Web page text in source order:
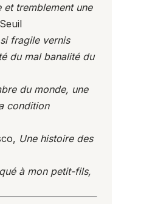
et tremblement une
Seuil
fragile vernis
du mal banalité du
du monde, une
condition
Une histoire des
à mon petit-fils,